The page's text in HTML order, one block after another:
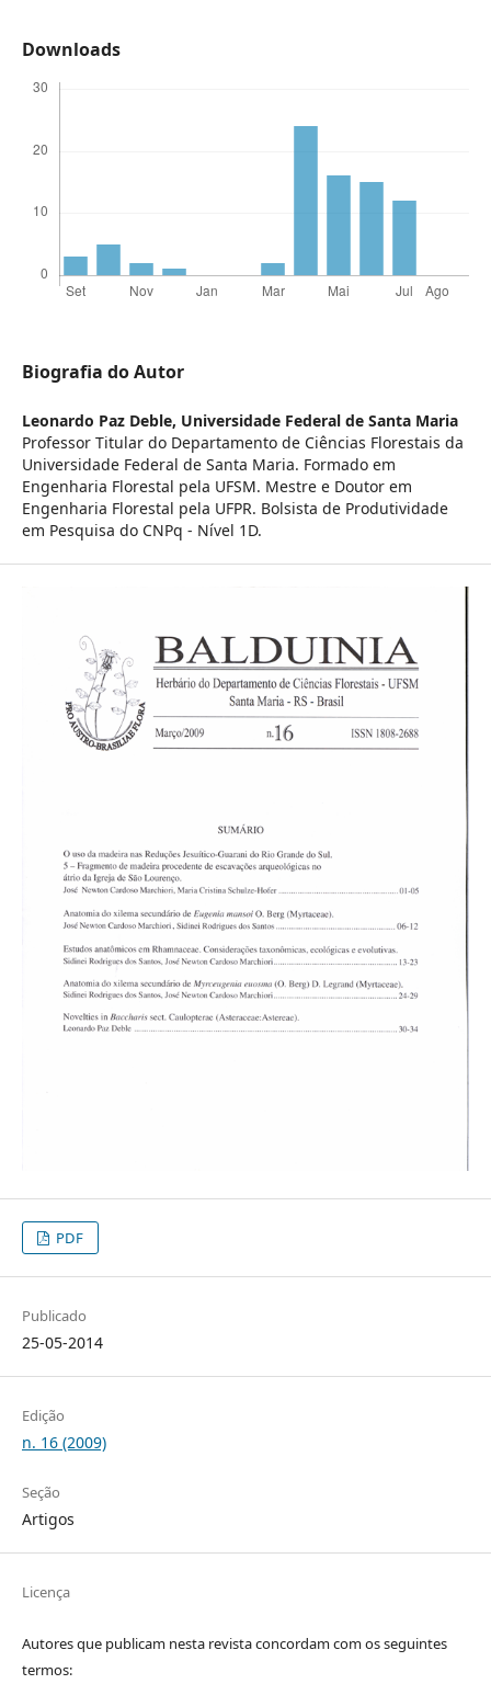
Downloads
Biografia do Autor
Leonardo Paz Deble, Universidade Federal de Santa Maria
Professor Titular do Departamento de Ciências Florestais da
Universidade Federal de Santa Maria. Formado em
Engenharia Florestal pela UFSM. Mestre e Doutor em
Engenharia Florestal pela UFPR. Bolsista de Produtividade
em Pesquisa do CNPq - Nível 1D.
PDF
Publicado
25-05-2014
Edição
n. 16 (2009)
Seção
Artigos
Licença
Autores que publicam nesta revista concordam com os seguintes
termos: